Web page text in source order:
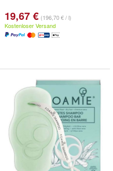
19,67 € (196,70 € / l)
Kostenloser Versand